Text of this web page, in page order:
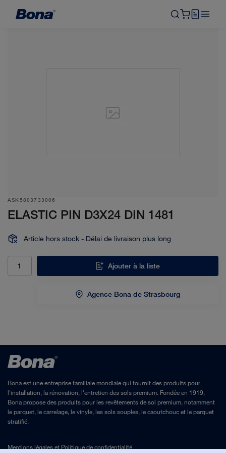
ASK5803733006
ELASTIC PIN D3X24 DIN 1481
Article hors stock - Délai de livraison plus long
Agence Bona de Strasbourg
Ajouter à la liste
Bona est une entreprise familiale mondiale qui fournit des produits pour
l'installation, la rénovation, l'entretien des sols premium. Fondée en 1919,
Bona propose des produits pour les revêtements de sol premium, notamment
le parquet, le carrelage, le vinyle, les sols souples, le caoutchouc et le parquet
stratifié.
Mentions légaleset Politique de confidentialité